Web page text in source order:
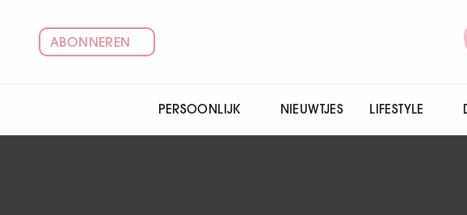
ABONNEREN
PERSOONLIJK NIEUWTJES LIFESTYLE